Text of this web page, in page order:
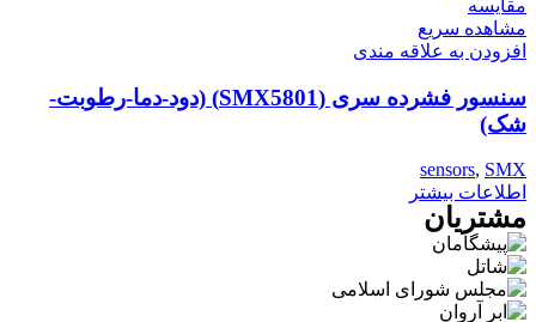
مقایسه
مشاهده سریع
افزودن به علاقه مندی
سنسور فشرده سری (SMX5801) (دود-دما-رطوبت-
شک)
sensors, SMX
اطلاعات بیشتر
مشتریان